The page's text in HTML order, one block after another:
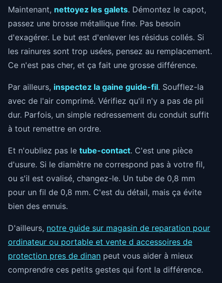
Maintenant, nettoyez les galets. Démontez le capot,
passez une brosse métallique fine. Pas besoin
d'exagérer. Le but est d'enlever les résidus collés. Si
les rainures sont trop usées, pensez au remplacement.
Ce n'est pas cher, et ça fait une grosse différence.
Par ailleurs, inspectez la gaine guide-fil. Soufflez-la
avec de l'air comprimé. Vérifiez qu'il n'y a pas de pli
dur. Parfois, un simple redressement du conduit suffit
à tout remettre en ordre.
Et n'oubliez pas le tube-contact. C'est une pièce
d'usure. Si le diamètre ne correspond pas à votre fil,
ou s'il est ovalisé, changez-le. Un tube de 0,8 mm
pour un fil de 0,8 mm. C'est du détail, mais ça évite
bien des ennuis.
D'ailleurs, notre guide sur magasin de reparation pour
ordinateur ou portable et vente d accessoires de
protection pres de dinan peut vous aider à mieux
comprendre ces petits gestes qui font la différence.